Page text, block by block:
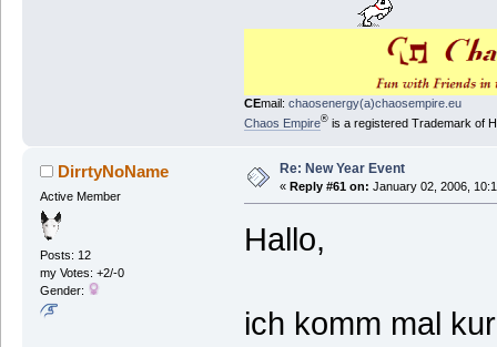
CEmail: chaosenergy(a)chaosempire.eu
Chaos Empire®is a registered Trademark of
DirrtyNoName
Active Member
Posts: 12
my Votes: +2/-0
Gender:
Re: New Year Event
« Reply #61 on: January 02, 2006,
Hallo,
ich komm mal